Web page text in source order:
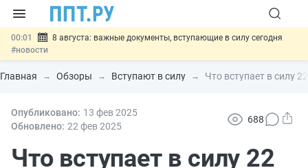
00:01
8 августа: важные документы, вступающие в силу сегодня
#новости
07.08 Подписан закон о блокировке продажи опасных товаров через
«Честный знак»#новости
07.08 Госпошлину за устранение ошибок в документах предлагают
отменить#новости
отношений
Главная Обзоры Вступают в силу Что вступает в силу
Опубликовано: 13 фев2025
Обновлено: 22 фев2025
688
Что вступает в силу 22